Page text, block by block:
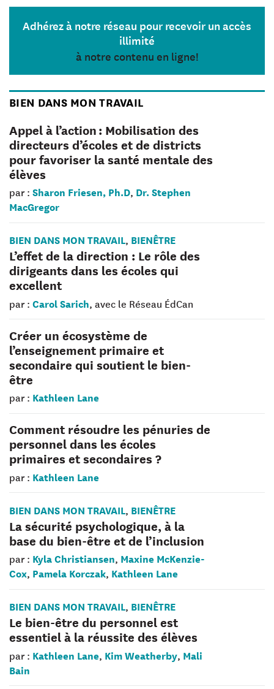
Adhérez à notre réseau pour recevoir un accès
illimité
à notre contenu en ligne!
BIEN DANS MON TRAVAIL
Appel à l’action : Mobilisation des
directeurs d’écoles et de districts
pour favoriser la santé mentale des
élèves
par : Sharon Friesen, Ph.D, Dr. Stephen
MacGregor
BIEN DANS MON TRAVAIL, BIENÊTRE
L’effet de la direction : Le rôle des
dirigeants dans les écoles qui
excellent
par : Carol Sarich, avec le Réseau ÉdCan
Créer un écosystème de
l’enseignement primaire et
secondaire qui soutient le bien-
être
par : Kathleen Lane
Comment résoudre les pénuries de
personnel dans les écoles
primaires et secondaires ?
par : Kathleen Lane
BIEN DANS MON TRAVAIL, BIENÊTRE
La sécurité psychologique, à la
base du bien-être et de l’inclusion
par : Kyla Christiansen, Maxine McKenzie-
Cox, Pamela Korczak, Kathleen Lane
BIEN DANS MON TRAVAIL, BIENÊTRE
Le bien-être du personnel est
essentiel à la réussite des élèves
par : Kathleen Lane, Kim Weatherby, Mali
Bain